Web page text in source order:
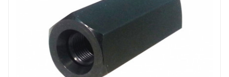
Основные
Тип двигателя
Ваше сообщение